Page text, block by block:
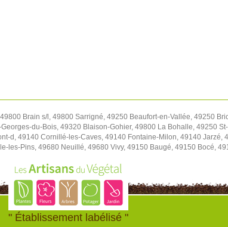
Brain s/l, 49800 Sarrigné, 49250 Beaufort-en-Vallée, 49250
du-Bois, 49320 Blaison-Gohier, 49800 La Bohalle, 49250
d, 49140 Cornillé-les-Caves, 49140 Fontaine-Milon, 49140 Jarzé,
les-Pins, 49680 Neuillé, 49680 Vivy, 49150 Baugé, 49150 Bocé,
" Établissement labélisé "